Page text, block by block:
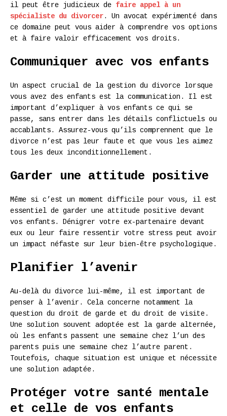
il peut être judicieux de faire appel à un
spécialiste du divorcer. Un avocat expérimenté dans
ce domaine peut vous aider à comprendre vos options
et à faire valoir efficacement vos droits.
Communiquer avec vos enfants
Un aspect crucial de la gestion du divorce lorsque
vous avez des enfants est la communication. Il est
important d’expliquer à vos enfants ce qui se
passe, sans entrer dans les détails conflictuels ou
accablants. Assurez-vous qu’ils comprennent que le
divorce n’est pas leur faute et que vous les aimez
tous les deux inconditionnellement.
Garder une attitude positive
Même si c’est un moment difficile pour vous, il est
essentiel de garder une attitude positive devant
vos enfants. Dénigrer votre ex-partenaire devant
eux ou leur faire ressentir votre stress peut avoir
un impact néfaste sur leur bien-être psychologique.
Planifier l’avenir
Au-delà du divorce lui-même, il est important de
penser à l’avenir. Cela concerne notamment la
question du droit de garde et du droit de visite.
Une solution souvent adoptée est la garde alternée,
où les enfants passent une semaine chez l’un des
parents puis une semaine chez l’autre parent.
Toutefois, chaque situation est unique et nécessite
une solution adaptée.
Protéger votre santé mentale
et celle de vos enfants